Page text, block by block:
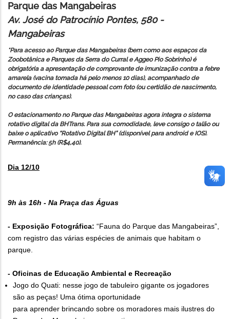
Parque das Mangabeiras
Av. José do Patrocínio Pontes, 580 -
Mangabeiras
*Para acesso ao Parque das Mangabeiras (bem como aos espaços da
Zoobotânica e Parques da Serra do Curral e Aggeo Pio Sobrinho) é
obrigatória a apresentação de comprovante de imunização contra a febre
amarela (vacina tomada há pelo menos 10 dias), acompanhado de
documento de identidade pessoal com foto (ou certidão de nascimento,
no caso das crianças).
O estacionamento no Parque das Mangabeiras agora integra o sistema
rotativo digital da BHTrans. Para sua comodidade, leve consigo o talão ou
baixe o aplicativo “Rotativo Digital BH” (disponível para android e IOS).
Permanência: 5h (R$4,40).
Dia 12/10
9h às 16h - Na Praça das Águas
- Exposição Fotográfica: “Fauna do Parque das Mangabeiras”,
com registro das várias espécies de animais que habitam o
parque.
- Oficinas de Educação Ambiental e Recreação
Jogo do Quati: nesse jogo de tabuleiro gigante os jogadores
são as peças! Uma ótima oportunidade
para aprender brincando sobre os moradores mais ilustres do